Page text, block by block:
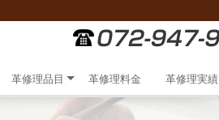
革修理品目 革修理料金 革修理実績